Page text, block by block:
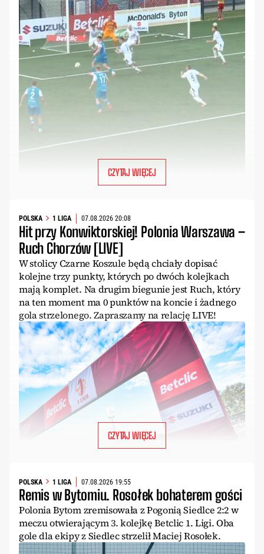
CZYTAJ WIĘCEJ
POLSKA 1 LIGA 07.08.2026 20:08
Hit przy Konwiktorskiej! Polonia Warszawa –
Ruch Chorzów [LIVE]
W stolicy Czarne Koszule będą chciały dopisać
kolejne trzy punkty, których po dwóch kolejkach
mają komplet. Na drugim biegunie jest Ruch, który
na ten moment ma 0 punktów na koncie i żadnego
gola strzelonego. Zapraszamy na relację LIVE!
CZYTAJ WIĘCEJ
POLSKA 1 LIGA 07.08.2026 19:55
Remis w Bytomiu. Rosołek bohaterem gości
Polonia Bytom zremisowała z Pogonią Siedlce 2:2 w
meczu otwierającym 3. kolejkę Betclic 1. Ligi. Oba
gole dla ekipy z Siedlec strzelił Maciej Rosołek.